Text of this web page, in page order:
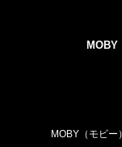
MOBY
MOBY（モビー